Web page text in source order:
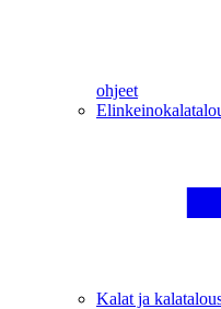
ohjeet
Kalat ja